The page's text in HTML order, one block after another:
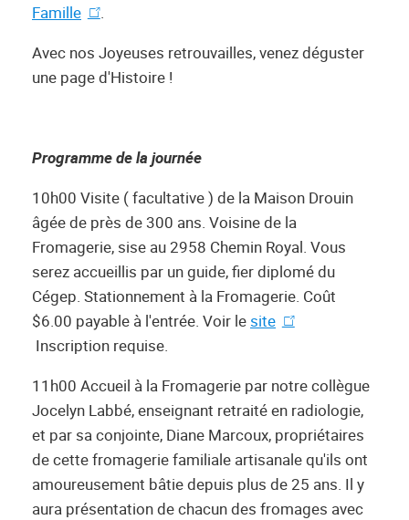
Famille
.
Avec nos Joyeuses retrouvailles, venez déguster
une page d'Histoire !
Programme de la journée
10h00 Visite ( facultative ) de la Maison Drouin
âgée de près de 300 ans. Voisine de la
Fromagerie, sise au 2958 Chemin Royal. Vous
serez accueillis par un guide, fier diplomé du
Cégep. Stationnement à la Fromagerie. Coût
$6.00 payable à l'entrée. Voir le site
Inscription requise.
11h00 Accueil à la Fromagerie par notre collègue
Jocelyn Labbé, enseignant retraité en radiologie,
et par sa conjointe, Diane Marcoux, propriétaires
de cette fromagerie familiale artisanale qu'ils ont
amoureusement bâtie depuis plus de 25 ans. Il y
aura présentation de chacun des fromages avec